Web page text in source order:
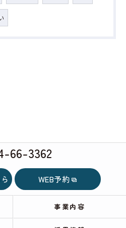
66-3362
WEB予約
事業内容